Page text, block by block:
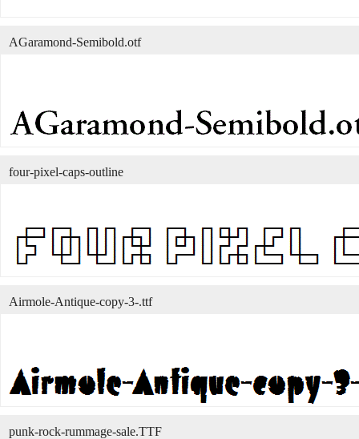
AGaramond-Semibold.otf
four-pixel-caps-outline
Airmole-Antique-copy-3-.ttf
punk-rock-rummage-sale.TTF